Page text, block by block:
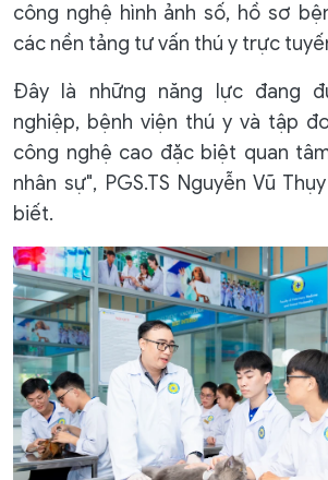
công nghệ hình ảnh số, hồ sơ
các nền tảng tư vấn thú y trực
Đây là những năng lực đang
nghiệp, bệnh viện thú y và tập
công nghệ cao đặc biệt quan
nhân sự", PGS.TS Nguyễn Vũ
biết.